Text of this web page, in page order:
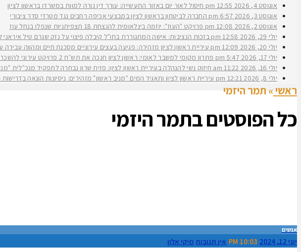
אוגוסט 4, 2026
12:55 pm
חיסול לאור יום באזור התעשייה: עורך דין נורה למוות במשרדו בראשון לציון
אוגוסט 3, 2026
6:57 pm
החברה לביטחון בראשון לציון במבצעי אכיפה רחבים נגד מטרדי סדר ציבורי
אוגוסט 2, 2026
12:08 pm
פרויקט "העוז": יוזמה בינלאומית להנצחת 18 תצפיתניות שנפלו בנחל עוז
יולי 29, 2026
12:58 pm
בזכות הנציבות: אישה המתגוררת בחו"ל קיבלה פיצוי על נזק שגרם טיל
יולי 20, 2026
12:09 pm
עיריית ראשון לציון מזהירה: פגיעה בעצים עירוניים מסכנת חיים ומהווה עבירה
יולי 17, 2026
5:47 pm
פתרון מקומי למשבר לאומי: ראשון לציון חנכה את תש״ח 2 פרויקט עירוני להשכרה ארוכת טווח של דירות במחיר מוזל במעמד ראש העירייה רז קינסטליך
יולי 16, 2026
11:22 am
חיזוק נשי להנהלה בעיריית ראשון לציון: פזית שרון נבחרה לתפקיד מנכ"לית "מניב
יולי 8, 2026
12:21 pm עיריית ראשון לציון ותאגיד המים "מניב ראשון" מזהירים: ניסיונות הונאה
ראשי» תמר היזמי
כל הפוסטים בתמר היזמי
אנשים
יוני 12, 2024 10:03 PM אין תגובות מיקי אלון